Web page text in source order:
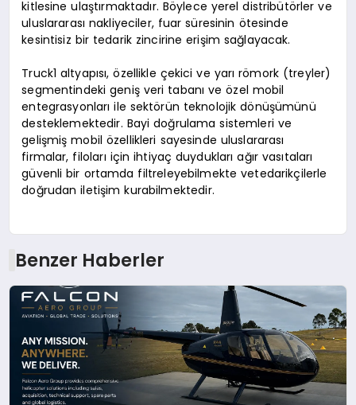
kitlesine ulaştırmaktadır. Böylece yerel distribütörler ve
uluslararası nakliyeciler, fuar süresinin ötesinde
kesintisiz bir tedarik zincirine erişim sağlayacak.
Truck1 altyapısı, özellikle çekici ve yarı römork (treyler)
segmentindeki geniş veri tabanı ve özel mobil
entegrasyonları ile sektörün teknolojik dönüşümünü
desteklemektedir. Bayi doğrulama sistemleri ve
gelişmiş mobil özellikleri sayesinde uluslararası
firmalar, filoları için ihtiyaç duydukları ağır vasıtaları
güvenli bir ortamda filtreleyebilmekte vetedarikçilerle
doğrudan iletişim kurabilmektedir.
Benzer Haberler